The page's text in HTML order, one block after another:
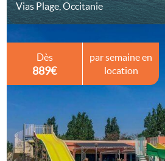
Vias Plage, Occitanie
Dès
889€
par semaine en
location